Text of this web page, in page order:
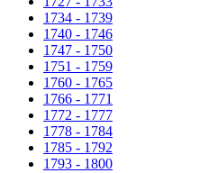
1734 - 1739
1740 - 1746
1747 - 1750
1751 - 1759
1760 - 1765
1766 - 1771
1772 - 1777
1778 - 1784
1785 - 1792
1793 - 1800